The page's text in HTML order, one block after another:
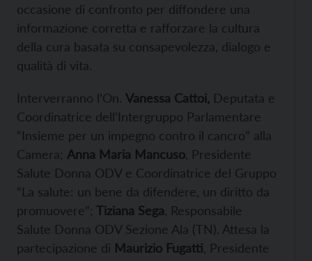
occasione di confronto per diffondere una
informazione corretta e rafforzare la cultura
della cura basata su consapevolezza, dialogo e
qualità di vita.
Interverranno l’On. Vanessa Cattoi, Deputata e
Coordinatrice dell’Intergruppo Parlamentare
“Insieme per un impegno contro il cancro” alla
Camera; Anna Maria Mancuso , Presidente
Salute Donna ODV e Coordinatrice del Gruppo
“La salute: un bene da difendere, un diritto da
promuovere”; Tiziana Sega , Responsabile
Salute Donna ODV Sezione Ala (TN). Attesa la
partecipazione di Maurizio Fugatti , Presidente